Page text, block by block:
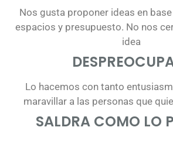
Nos gusta proponer ideas en
espacios y presupuesto. No nos
idea
Lo hacemos con tanto
maravillar a las personas que
SALDRA COMO LO